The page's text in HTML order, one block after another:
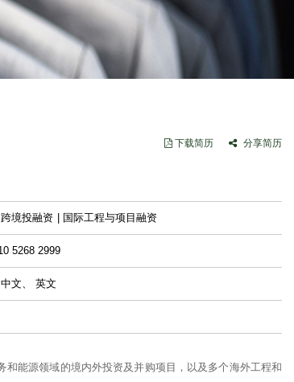
下载简历 分享简历
跨境投融资 国际工程与项目融资
5268 2999
中文、 英文
能源领域的境内外投资及并购项目，以及多个海外工程和